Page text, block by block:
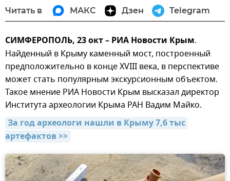
Читать в МАКС Дзен Telegram
СИМФЕРОПОЛЬ, 23 окт – РИА Новости Крым.
Найденный в Крыму каменный мост, построенный
предположительно в конце XVIII века, в перспективе
может стать популярным экскурсионным объектом.
Такое мнение РИА Новости Крым высказал директор
Института археологии Крыма РАН Вадим Майко.
За год археологи нашли в Крыму 7,6 тыс
артефактов >>